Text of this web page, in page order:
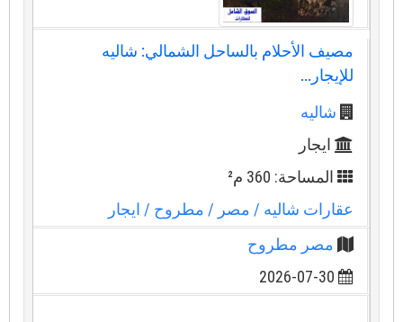
مصيف الأحلام بالساحل الشمالي: شاليه
للإيجار...
شاليه
ايجار
المساحة: 360 م²
عقارات شاليه/ مصر / مطروح/ ايجار
مصر مطروح
2026-07-30